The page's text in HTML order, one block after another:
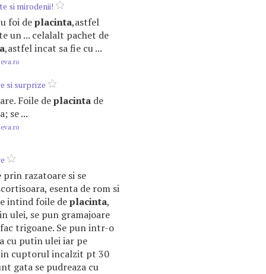
si mirodenii!
foi deplacinta,astfel
un ... celalalt pachet de
,astfel incat sa fie cu ...
si surprize
Foile deplacinta de
se ...
prin razatoare si se
esenta de rom si
intind foile deplacinta,
ulei, se pun gramajoare
trigoane. Se pun intr-o
cu putin ulei iar pe
in cuptorul incalzit pt 30
gata se pudreaza cu